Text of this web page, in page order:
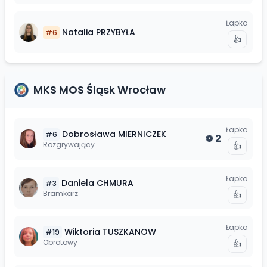
#6 Natalia PRZYBYŁA
Łapka
👍
MKS MOS Śląsk Wrocław
#6 Dobrosława MIERNICZEK
Rozgrywający ⚽ 2
Łapka
👍
#3 Daniela CHMURA
Bramkarz
Łapka
👍
#19 Wiktoria TUSZKANOW
Obrotowy
Łapka
👍